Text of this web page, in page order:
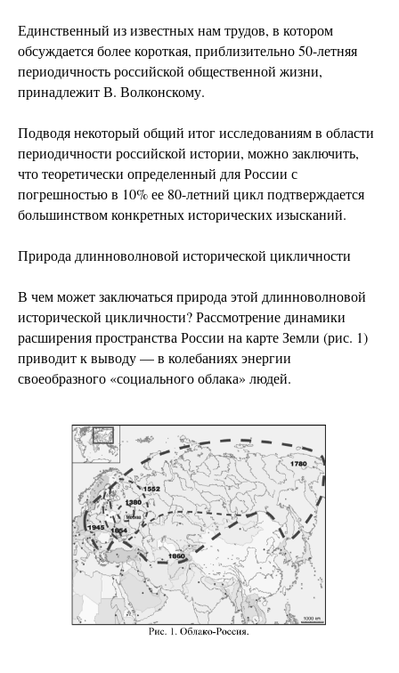
Единственный из известных нам трудов, в котором
обсуждается более короткая, приблизительно 50-летняя
периодичность российской общественной жизни,
принадлежит В. Волконскому.
Подводя некоторый общий итог исследованиям в области
периодичности российской истории, можно заключить,
что теоретически определенный для России с
погрешностью в 10% ее 80-летний цикл подтверждается
большинством конкретных исторических изысканий.
Природа длинноволновой исторической цикличности
В чем может заключаться природа этой длинноволновой
исторической цикличности? Рассмотрение динамики
расширения пространства России на карте Земли (рис. 1)
приводит к выводу — в колебаниях энергии
своеобразного «социального облака» людей.